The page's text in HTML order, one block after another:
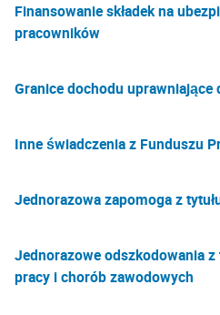
Finansowanie składek na
pracowników
Granice dochodu
Inne świadczenia z Funduszu
Jednorazowa zapomoga z
Jednorazowe odszkodowania
pracy i chorób zawodowych